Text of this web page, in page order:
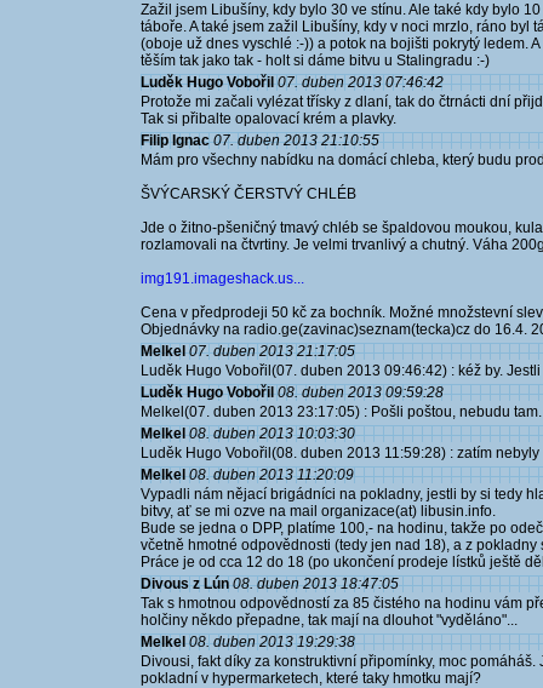
Zažil jsem Libušíny, kdy bylo 30 ve stínu. Ale také kdy bylo
táboře. A také jsem zažil Libušíny, kdy v noci mrzlo, ráno byl
(oboje už dnes vyschlé :-)) a potok na bojišti pokrytý ledem.
těším tak jako tak - holt si dáme bitvu u Stalingradu :-)
Luděk Hugo Vobořil 07. duben 2013 07:46:42
Protože mi začali vylézat třísky z dlaní, tak do čtrnácti dní
Tak si přibalte opalovací krém a plavky.
Filip Ignac 07. duben 2013 21:10:55
Mám pro všechny nabídku na domácí chleba, který budu
ŠVÝCARSKÝ ČERSTVÝ CHLÉB
Jde o žitno-pšeničný tmavý chléb se špaldovou moukou,
rozlamovali na čtvrtiny. Je velmi trvanlivý a chutný. Váha
img191.imageshack.us...
Cena v předprodeji 50 kč za bochník. Možné množstevní
Objednávky na radio.ge(zavinac)seznam(tecka)cz do 16.4.
Melkel 07. duben 2013 21:17:05
Luděk Hugo Vobořil(07. duben 2013 09:46:42) : kéž by.
Luděk Hugo Vobořil 08. duben 2013 09:59:28
Melkel(07. duben 2013 23:17:05) : Pošli poštou, nebudu
Melkel 08. duben 2013 10:03:30
Luděk Hugo Vobořil(08. duben 2013 11:59:28) : zatím nebyly
Melkel 08. duben 2013 11:20:09
Vypadli nám nějací brigádníci na pokladny, jestli by si tedy
bitvy, ať se mi ozve na mail organizace(at) libusin.info.
Bude se jedna o DPP, platíme 100,- na hodinu, takže po
včetně hmotné odpovědnosti (tedy jen nad 18), a z
Práce je od cca 12 do 18 (po ukončení prodeje lístků ještě
Divous z Lún 08. duben 2013 18:47:05
Tak s hmotnou odpovědností za 85 čistého na hodinu vám
holčiny někdo přepadne, tak mají na dlouhot "vyděláno"...
Melkel 08. duben 2013 19:29:38
Divousi, fakt díky za konstruktivní připomínky, moc
pokladní v hypermarketech, které taky hmotku mají?